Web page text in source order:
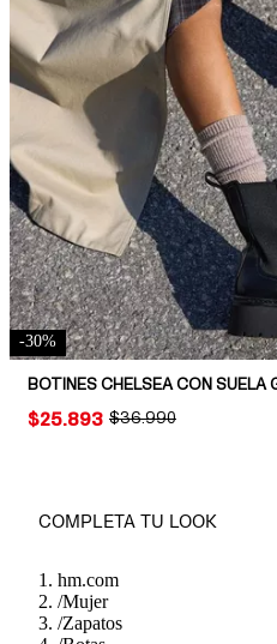
-30%
BOTINES CHELSEA CON SUELA
ORIGINAL PRICE:
$36.990
PRICE:
$25.893
COMPLETA TU LOOK
hm.com
/Mujer
/Zapatos